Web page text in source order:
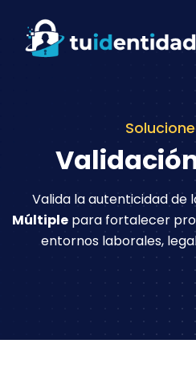
Valida la autenticidad de
Múltiple para fortalecer
entornos laborales,